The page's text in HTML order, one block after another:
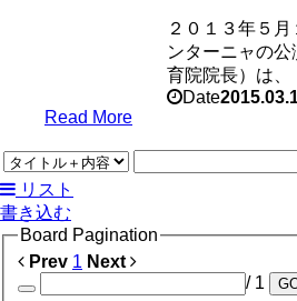
２０１３年５
ンターニャの
育院院長）は、
Date
Read More
リスト
書き込む
Board Pagination
Prev 1 Next
/ 1